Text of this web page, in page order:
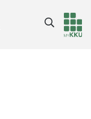
Header
Main Menu
Search